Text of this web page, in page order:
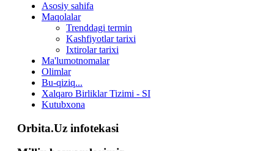
Asosiy sahifa
Maqolalar
Trenddagi termin
Kashfiyotlar tarixi
Ixtirolar tarixi
Ma'lumotnomalar
Olimlar
Bu-qiziq...
Xalqaro Birliklar Tizimi - SI
Kutubxona
Orbita.Uz infotekasi